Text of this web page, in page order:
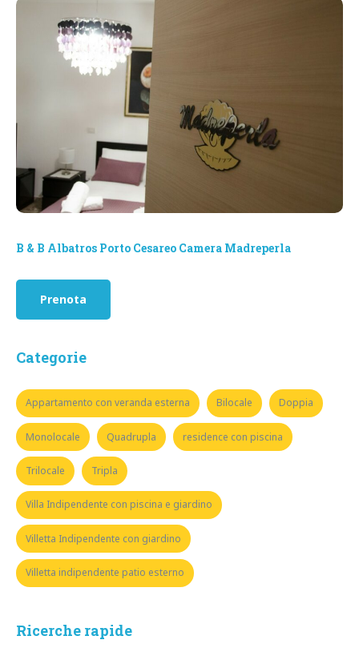
B & B Albatros Porto Cesareo Camera Madreperla
Prenota
Categorie
Appartamento con veranda esterna Bilocale Doppia
Monolocale Quadrupla residence con piscina
Trilocale Tripla
Villa Indipendente con piscina e giardino
Villetta Indipendente con giardino
Villetta indipendente patio esterno
Ricerche rapide